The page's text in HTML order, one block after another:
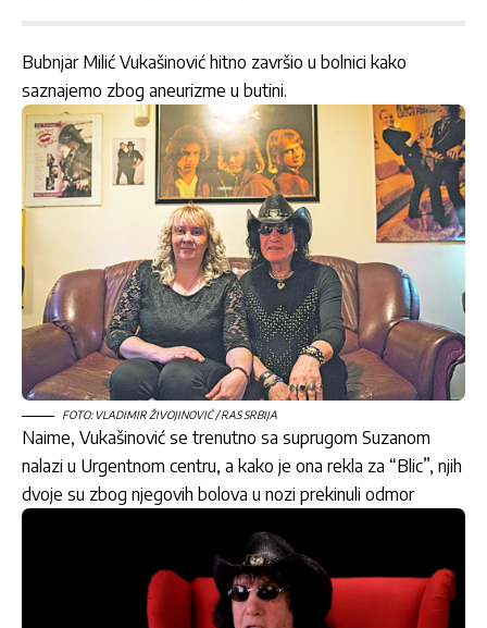
Bubnjar Milić Vukašinović hitno završio u bolnici kako
saznajemo zbog aneurizme u butini.
FOTO: VLADIMIR ŽIVOJINOVIĆ / RAS SRBIJA
Naime, Vukašinović se trenutno sa suprugom Suzanom
nalazi u Urgentnom centru, a kako je ona rekla za “Blic”, njih
dvoje su zbog njegovih bolova u nozi prekinuli odmor